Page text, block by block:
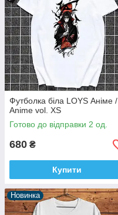
Футболка біла LOYS Аніме /
Anime vol. XS
Готово до відправки 2 од.
680 ₴
Купити
Новинка